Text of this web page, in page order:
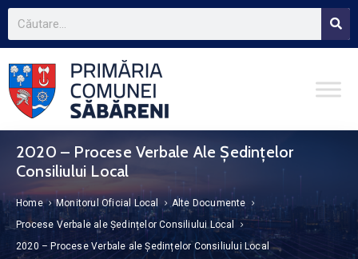
2020 – Procese Verbale Ale Ședințelor
Consiliului Local
Home Monitorul Oficial Local
Alte Documente
Procese Verbale ale Ședințelor Consiliului Local
2020 – Procese Verbale ale Ședințelor Consiliului Local